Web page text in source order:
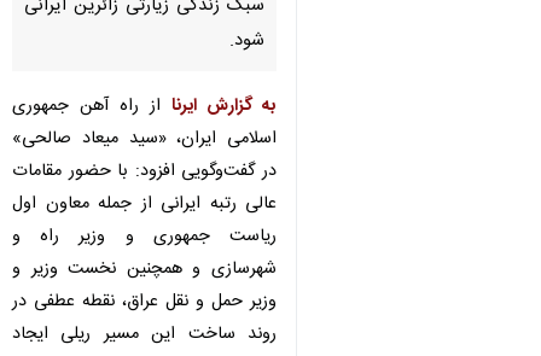
سبک زندگی زیارتی زائرین ایرانی
شود.
به گزارش ایرنا از راه آهن جمهوری
اسلامی ایران، «سید میعاد صالحی»
در گفت‌وگویی افزود: با حضور مقامات
عالی رتبه‌ ایرانی از جمله معاون اول
ریاست جمهوری و وزیر راه و
شهرسازی و همچنین نخست وزیر و
وزیر حمل و نقل عراق، نقطه عطفی در
روند ساخت این مسیر ریلی ایجاد